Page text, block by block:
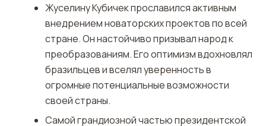
Жуселину Кубичек прославился активным
внедрением новаторских проектов по всей
стране. Он настойчиво призывал народ к
преобразованиям. Его оптимизм вдохновлял
бразильцев и вселял уверенность в
огромные потенциальные возможности
своей страны.
Самой грандиозной частью президентской